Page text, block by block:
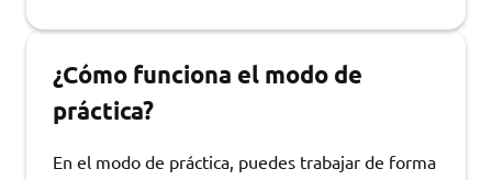
¿Cómo funciona el modo de
práctica?
En el modo de práctica, puedes trabajar de forma